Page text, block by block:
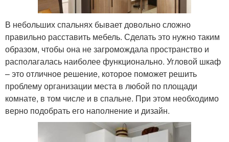
В небольших спальнях бывает довольно сложно
правильно расставить мебель. Сделать это нужно таким
образом, чтобы она не загромождала пространство и
располагалась наиболее функционально. Угловой шкаф
– это отличное решение, которое поможет решить
проблему организации места в любой по площади
комнате, в том числе и в спальне. При этом необходимо
верно подобрать его наполнение и дизайн.